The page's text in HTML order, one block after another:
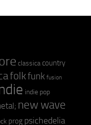
classica country
folkfunk fusion
indie pop
new wave
prog psichedelia